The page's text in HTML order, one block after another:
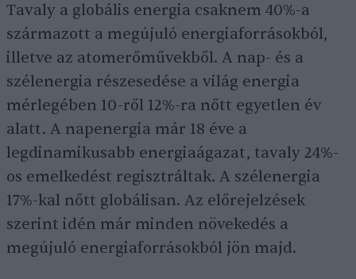
Tavaly a globális energia csaknem 40%-a
származott a megújuló energiaforrásokból,
illetve az atomerőművekből. A nap- és a
szélenergia részesedése a világ energia
mérlegében 10-ről 12%-ra nőtt egyetlen év
alatt. A napenergia már 18 éve a
legdinamikusabb energiaágazat, tavaly 24%-
os emelkedést regisztráltak. A szélenergia
17%-kal nőtt globálisan. Az előrejelzések
szerint idén már minden növekedés a
megújuló energiaforrásokból jön majd.